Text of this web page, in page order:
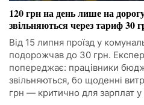
120 грн на день лише на
звільняються через тариф 30
Від 15 липня проїзд у
подорожчав до 30 грн.
попереджає: працівники
звільняються, бо щоденні
грн — критично для зарплат у